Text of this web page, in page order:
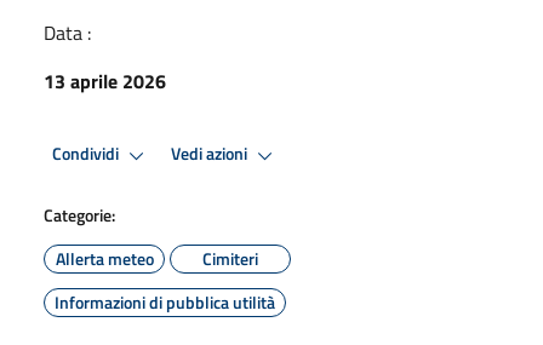
Data :
13 aprile 2026
Condividi Vedi azioni
Categorie:
Allerta meteo
Cimiteri
Informazioni di pubblica utilità